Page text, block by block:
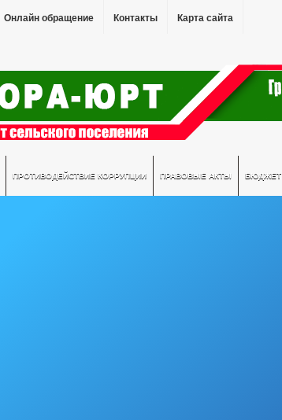
Онлайн обращение Контакты Карта сайта
ПРОТИВОДЕЙСТВИЕ КОРРУПЦИИ ПРАВОВЫЕ АКТЫ БЮДЖЕТ